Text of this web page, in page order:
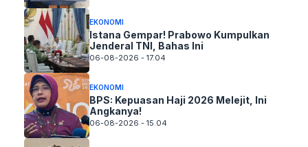
EKONOMI
Istana Gempar! Prabowo Kumpulkan
Jenderal TNI, Bahas Ini
06-08-2026 - 17.04
EKONOMI
BPS: Kepuasan Haji 2026 Melejit, Ini
Angkanya!
06-08-2026 - 15.04